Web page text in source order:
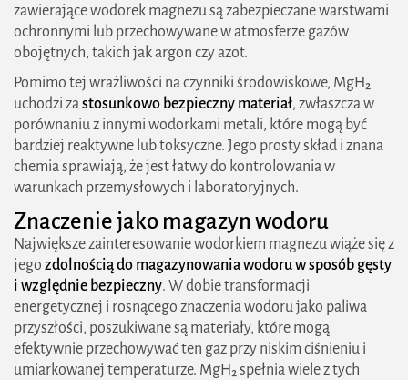
zawierające wodorek magnezu są zabezpieczane warstwami
ochronnymi lub przechowywane w atmosferze gazów
obojętnych, takich jak argon czy azot.
Pomimo tej wrażliwości na czynniki środowiskowe, MgH₂
uchodzi zastosunkowo bezpieczny materiał, zwłaszcza w
porównaniu z innymi wodorkami metali, które mogą być
bardziej reaktywne lub toksyczne. Jego prosty skład i znana
chemia sprawiają, że jest łatwy do kontrolowania w
warunkach przemysłowych i laboratoryjnych.
Znaczenie jako magazyn wodoru
Największe zainteresowanie wodorkiem magnezu wiąże się z
jego zdolnością do magazynowania wodoru w sposób gęsty
i względnie bezpieczny. W dobie transformacji
energetycznej i rosnącego znaczenia wodoru jako paliwa
przyszłości, poszukiwane są materiały, które mogą
efektywnie przechowywać ten gaz przy niskim ciśnieniu i
umiarkowanej temperaturze. MgH₂ spełnia wiele z tych